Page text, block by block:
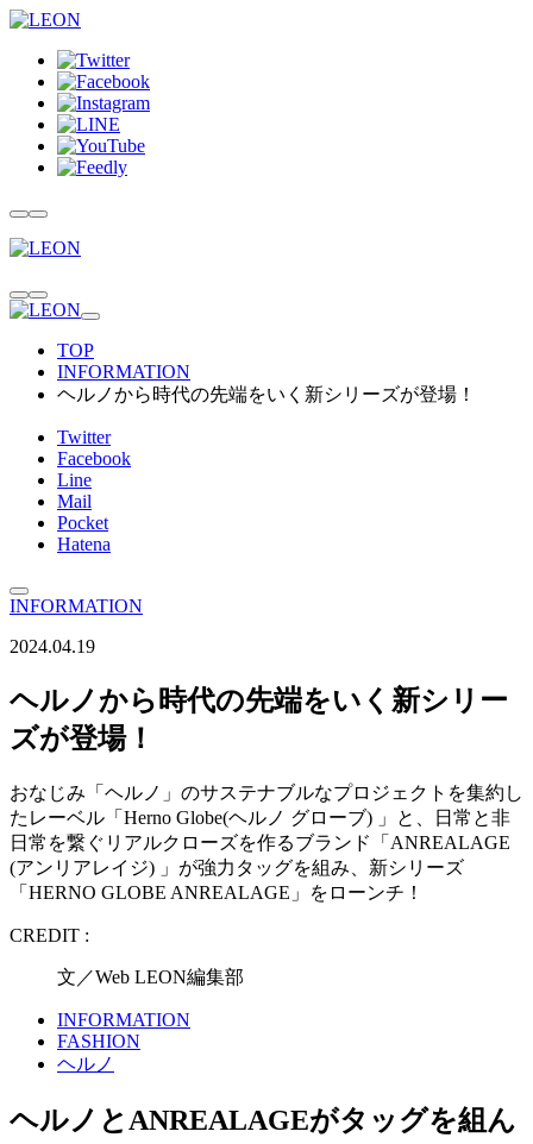
TOP
INFORMATION
ヘルノから時代の先端をいく新シリーズが登場！
Twitter
Facebook
Line
Mail
Pocket
Hatena
INFORMATION
2024.04.19
ヘルノから時代の先端をいく新シリー
ズが登場！
おなじみ「ヘルノ」のサステナブルなプロジェクトを集約し
たレーベル「Herno Globe(ヘルノ グローブ) 」と、日常と非
日常を繋ぐリアルクローズを作るブランド「ANREALAGE
(アンリアレイジ) 」が強力タッグを組み、新シリーズ
「HERNO GLOBE ANREALAGE」をローンチ！
CREDIT :
文／Web LEON編集部
INFORMATION
FASHION
ヘルノ
ヘルノとANREALAGEがタッグを組ん